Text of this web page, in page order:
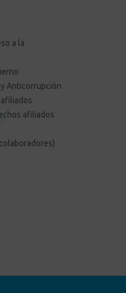
a la
Anticorrupción
afiliados